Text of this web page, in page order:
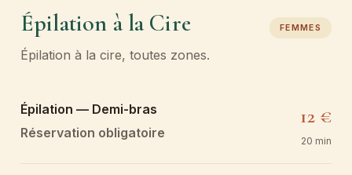
Épilation à la Cire FEMMES
Épilation à la cire, toutes zones.
Épilation — Demi-bras
Réservation obligatoire
12 €
20 min